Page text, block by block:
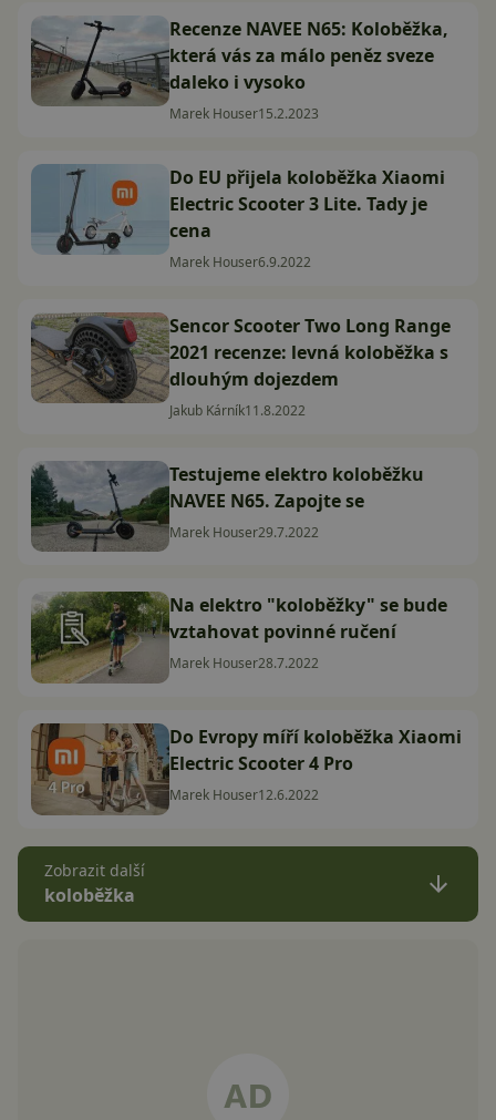
Recenze NAVEE N65: Koloběžka,
která vás za málo peněz sveze
daleko i vysoko
Marek Houser15.2.2023
Do EU přijela koloběžka Xiaomi
Electric Scooter 3 Lite. Tady je
cena
Marek Houser6.9.2022
Sencor Scooter Two Long Range
2021 recenze: levná koloběžka s
dlouhým dojezdem
Jakub Kárník11.8.2022
Testujeme elektro koloběžku
NAVEE N65. Zapojte se
Marek Houser29.7.2022
Na elektro "koloběžky" se bude
vztahovat povinné ručení
Marek Houser28.7.2022
Do Evropy míří koloběžka Xiaomi
Electric Scooter 4 Pro
Marek Houser12.6.2022
Zobrazit další
koloběžka